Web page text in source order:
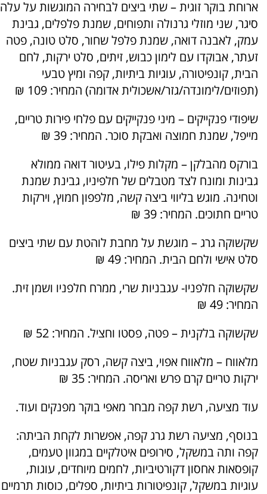
ארוחת בוקר זוגית – שתי ביצים לבחירה המוגשות על עלה
סיגר, שני מוזלי גרנולה ותפוחים, שמנת פלפלים, גבינת
עמק, לאבנה דואה, שמנת פלפל שחור, סלט טונה, פטה
זעתר, אבוקדו עם לימון כבוש, זיתים, סלט ירקות, לחם
הבית, קונפיטורה, עוגיות ביתיות, קפה ומיץ טבעי
(תפוזים/לימונדה/גזר/אשכולית אדומה) המחיר: 109 ₪
שיפודי פנקייקים – מיני פנקייקים עם פלחי פירות טריים,
מייפל, שמנת חמוצה ואבקת סוכר. המחיר: 39 ₪
בורקס מהבלקן – מקלות פילו, בעיטור דואה ממולא
גבינות ומונח לצד מטבלים של חלפיניו, גבינת שמנת
וטחינה. מוגש בליווי ביצה קשה, מלפפון חמוץ, וירקות
טריים חתוכים. המחיר: 39 ₪
שקשוקה גרג – מוגשת על מחבת לוהטת עם שתי ביצים
סלט אישי ולחם הבית. המחיר: 49 ₪
שקשוקה חלפניו- עגבניות שרי, ממרח חלפניו ושמן זית.
המחיר: 49 ₪
שקשוקה בלקנית – פטה, פסטו וחציל. המחיר: 52 ₪
מלאווח – מלאווח אפוי, ביצה קשה, רסק עגבניות שטח,
ירקות טריים קרם פרש ואריסה. המחיר: 35 ₪
עוד מציעה, רשת קפה מבחר מאפי בוקר מפנקים ועוד.
בנוסף, מציעה רשת גרג קפה, אפשרות לקחת הביתה:
קפה ותה במשקל, סירופים איטלקיים במגוון טעמים,
קופסאות אחסון דקורטיביות, לחמים מיוחדים, עוגות,
עוגיות במשקל, קונפיטורות ביתיות, ספלים, כוסות תרמיים